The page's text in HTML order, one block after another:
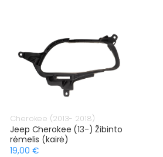
Cherokee (2013- 2018)
Jeep Cherokee (13-) Žibinto
rėmelis (kairė)
19,00 €